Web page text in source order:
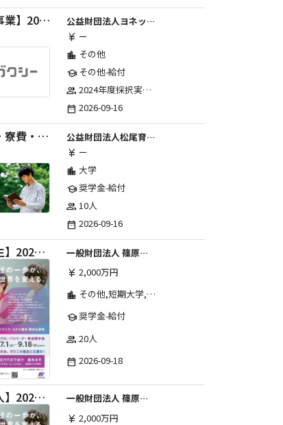
【助成事業】2027年度（通年）ジュニアスポーツ振興に関する助成金
公益財団法人ヨネックススポーツ振興財団
currency_yen ー
location_city その他
schoolその他-給付
group 2024年度採択実績：107事業（前期45・後期62）、2025年度採択実績：103事業（前期48・後期55）、2026年度採択実績：97事業 ※2026年度より、前期・後期の区分を廃止し、年1回の申請受付となりました。
date_range 2026-09-16
【学費・寮費・交通費給付】2027年度第71期育英生募集
公益財団法人松尾育英会
currency_yen ー
location_city 大学
school奨学金-給付
group 10人
date_range 2026-09-16
【高校生】2026年度 しのはら財団 アメリカ・イギリス・カナダ英語留学奨学金
一般財団法人 篠原欣子記念財団 (海外留学奨学金グループ)
currency_yen 2,000万円
location_city その他,短期大学,専修学校,高等専門学校,高等学校,大学院,大学
school奨学金-給付
group 20人
date_range 2026-09-18
【社会人】2026年度 しのはら財団 アメリカ・イギリス・カナダ英語留学奨学金
一般財団法人 篠原欣子記念財団 (海外留学奨学金グループ)
currency_yen 2,000万円